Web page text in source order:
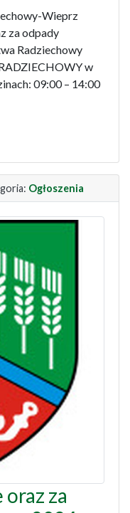
Wieprz
za odpady
Radziechowy
w
09:00 – 14:00
Ogłoszenia
za